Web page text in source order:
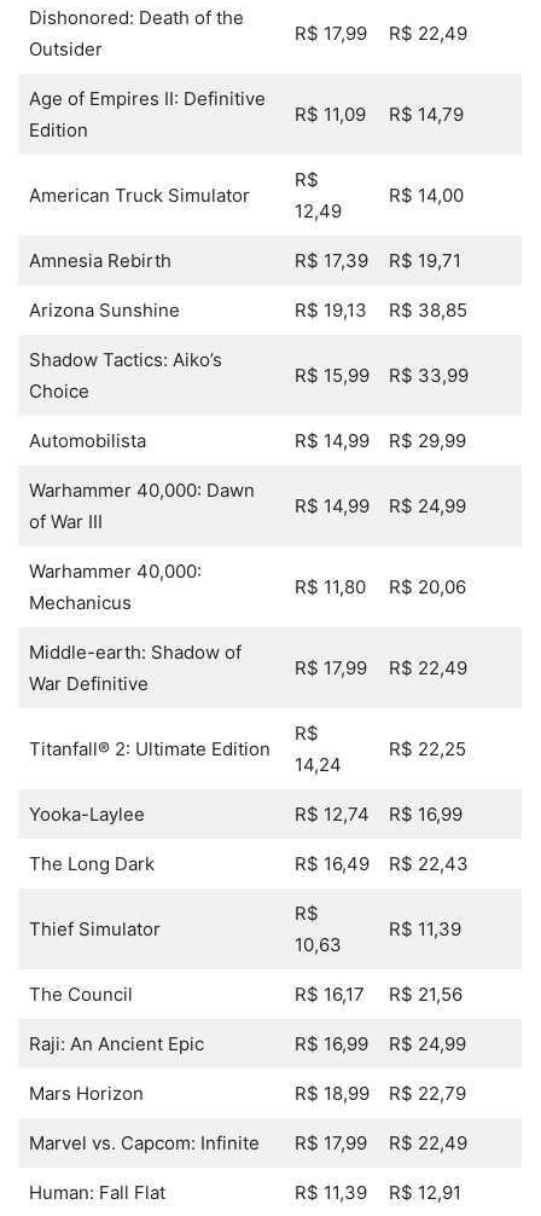
Dishonored: Death of the
Outsider
R$ 17,99 R$ 22,49
Age of Empires II: Definitive
Edition
R$ 11,09 R$ 14,79
American Truck Simulator
R$
12,49
R$ 14,00
Amnesia Rebirth R$ 17,39 R$ 19,71
Arizona Sunshine R$ 19,13 R$ 38,85
Shadow Tactics: Aiko’s
Choice
R$ 15,99 R$ 33,99
Automobilista R$ 14,99 R$ 29,99
Warhammer 40,000: Dawn
of War III
R$ 14,99 R$ 24,99
Warhammer 40,000:
Mechanicus
R$ 11,80 R$ 20,06
Middle-earth: Shadow of
War Definitive
R$ 17,99 R$ 22,49
Titanfall® 2: Ultimate Edition
R$
14,24
R$ 22,25
Yooka-Laylee R$ 12,74 R$ 16,99
The Long Dark R$ 16,49 R$ 22,43
Thief Simulator
R$
10,63
R$ 11,39
The Council R$ 16,17 R$ 21,56
Raji: An Ancient Epic R$ 16,99 R$ 24,99
Mars Horizon R$ 18,99 R$ 22,79
Marvel vs. Capcom: Infinite R$ 17,99 R$ 22,49
Human: Fall Flat R$ 11,39 R$ 12,91